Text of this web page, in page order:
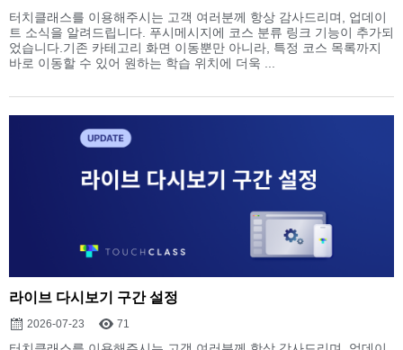
터치클래스를 이용해주시는 고객 여러분께 항상 감사드리며, 업데이
트 소식을 알려드립니다. 푸시메시지에 코스 분류 링크 기능이 추가되
었습니다.기존 카테고리 화면 이동뿐만 아니라, 특정 코스 목록까지
바로 이동할 수 있어 원하는 학습 위치에 더욱 ...
라이브 다시보기 구간 설정
2026-07-23 71